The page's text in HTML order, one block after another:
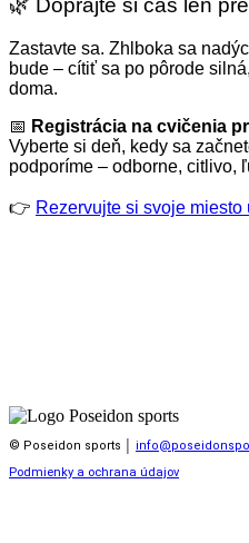
🌿 Doprajte si čas len
Zastavte sa. Zhlboka sa
bude – cítiť sa po pôrode
doma.
📅 Registrácia na cvičenia
Vyberte si deň, kedy sa
podporíme – odborne, citlivo,
👉 Rezervujte si svoje miesto
© Poseidon sports │
Podmienky a ochrana údajov